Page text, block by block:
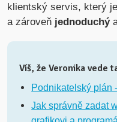
klientský servis, který
a zároveň jednoduchý
Víš, že Veronika vede
Podnikatelský plán
Jak správně zadat